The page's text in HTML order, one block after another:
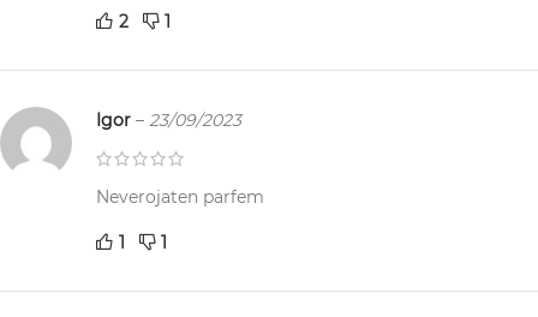
2 1
Igor – 23/09/2023
Neverojaten parfem
1 1